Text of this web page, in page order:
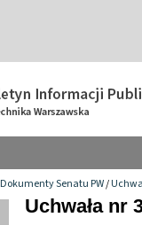
Dokumenty Senatu PW/
Uchwała nr